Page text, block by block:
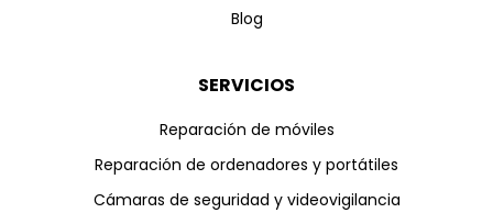
Blog
SERVICIOS
Reparación de móviles
Reparación de ordenadores y portátiles
Cámaras de seguridad y videovigilancia